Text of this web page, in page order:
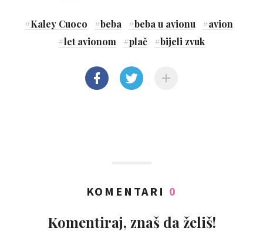
#Kaley Cuoco #beba #beba u avionu #avion
#let avionom #plač #bijeli zvuk
KOMENTARI 0
Komentiraj, znaš da želiš!